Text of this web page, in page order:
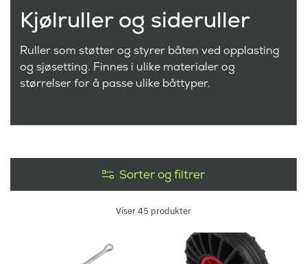
Kjølruller og sideruller
Ruller som støtter og styrer båten ved opplasting
og sjøsetting. Finnes i ulike materialer og
størrelser for å passe ulike båttyper.
Sorter og filtrer
Viser45 produkter